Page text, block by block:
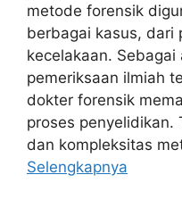
metode forensik
berbagai kasus, dari
kecelakaan.
pemeriksaan ilmiah
dokter forensik
proses penyelidikan.
dan kompleksitas
Selengkapnya